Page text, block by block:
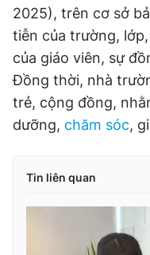
2025), trên cơ sở
tiễn của trường,
của giáo viên, sự
Đồng thời, nhà
trẻ, cộng đồng,
dưỡng, chăm sóc,
Tin liên quan